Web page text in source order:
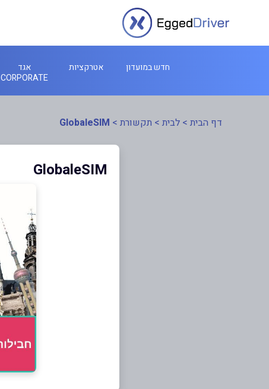
חדש במועדון אטרקציות
אגד
CORPORATE
דף הבית > לבית > תקשורת >
GlobaleSIM
GlobaleSIM